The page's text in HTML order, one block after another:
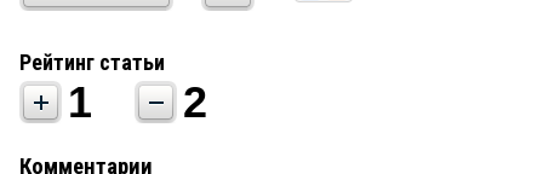
Рейтинг статьи
1 2
Комментарии